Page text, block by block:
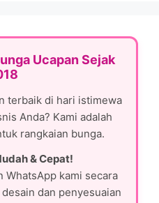
Ucapan Sejak
terbaik di hari istimewa
Anda? Kami adalah
rangkaian bunga.
& Cepat!
WhatsApp kami secara
dan penyesuaian